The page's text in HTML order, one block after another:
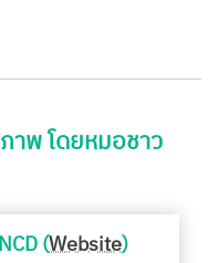
าพ โดยหมอชาว
(Website)